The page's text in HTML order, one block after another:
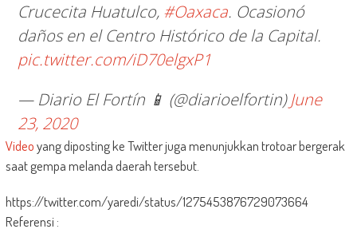
Crucecita Huatulco, #Oaxaca. Ocasionó
daños en el Centro Histórico de la Capital.
pic.twitter.com/iD70elgxP1
— Diario El Fortín 📱 (@diarioelfortin)June
23, 2020
Videoyang diposting ke Twitter juga menunjukkan trotoar bergerak
saat gempa melanda daerah tersebut.
https://twitter.com/yaredi/status/1275453876729073664
Referensi :